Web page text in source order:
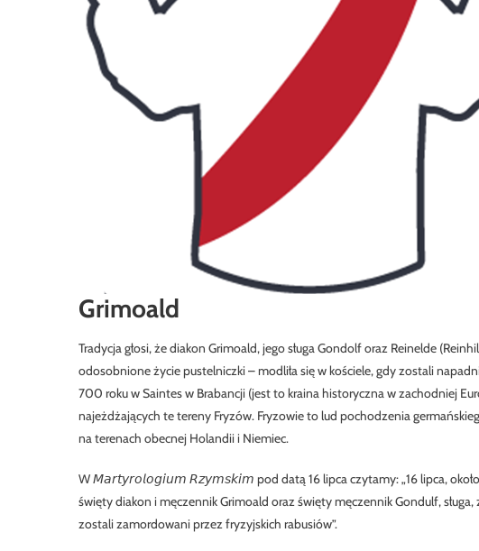
Grimoald
Tradycja głosi, że diakon Grimoald, jego sługa Gondolf oraz Reinelde
odosobnione życie pustelniczki – modliła się w kościele, gdy zostali
700 roku w Saintes w Brabancji (jest to kraina historyczna w zachodniej
najeżdżających te tereny Fryzów. Fryzowie to lud pochodzenia
na terenach obecnej Holandii i Niemiec.
W 𝘔𝘢𝘳𝘵𝘺𝘳𝘰𝘭𝘰𝘨𝘪𝘶𝘮 𝘙𝘻𝘺𝘮𝘴𝘬𝘪𝘮 pod datą 16 lipca czytamy: „16 lipca,
święty diakon i męczennik Grimoald oraz święty męczennik Gondulf,
zostali zamordowani przez fryzyjskich rabusiów”.